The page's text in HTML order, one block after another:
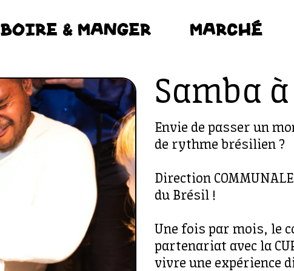
BOIRE & MANGER MARCHÉ
Samba
Envie de passer un
de rythme brésilien ?
Direction
du Brésil !
Une fois par mois, le
partenariat avec la
vivre une expérience